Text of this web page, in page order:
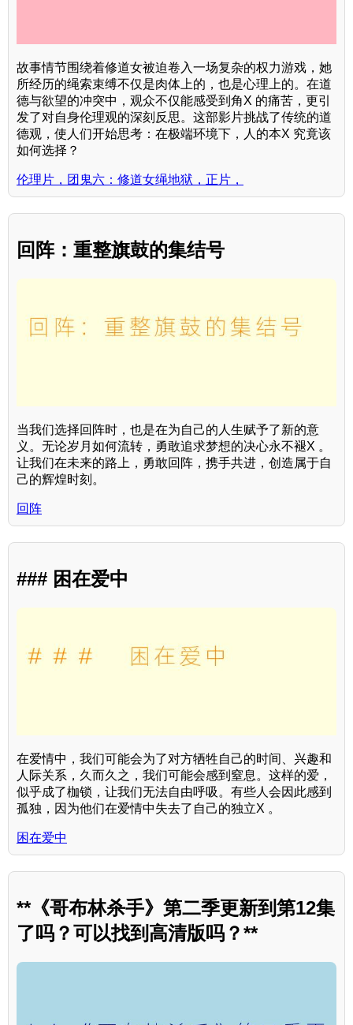
故事情节围绕着修道女被迫卷入一场复杂的权力游戏，她
所经历的绳索束缚不仅是肉体上的，也是心理上的。在道
德与欲望的冲突中，观众不仅能感受到角X 的痛苦，更引
发了对自身伦理观的深刻反思。这部影片挑战了传统的道
德观，使人们开始思考：在极端环境下，人的本X 究竟该
如何选择？
伦理片，团鬼六：修道女绳地狱，正片，
回阵：重整旗鼓的集结号
当我们选择回阵时，也是在为自己的人生赋予了新的意
义。无论岁月如何流转，勇敢追求梦想的决心永不褪X 。
让我们在未来的路上，勇敢回阵，携手共进，创造属于自
己的辉煌时刻。
回阵
### 困在爱中
在爱情中，我们可能会为了对方牺牲自己的时间、兴趣和
人际关系，久而久之，我们可能会感到窒息。这样的爱，
似乎成了枷锁，让我们无法自由呼吸。有些人会因此感到
孤独，因为他们在爱情中失去了自己的独立X 。
困在爱中
**《哥布林杀手》第二季更新到第12集
了吗？可以找到高清版吗？**